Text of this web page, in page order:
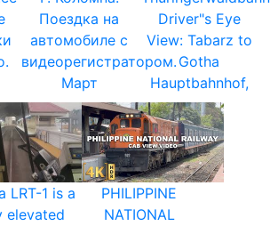
Поездка на
автомобиле с
видеорегистратором.
Март
Driver"s Eye
View: Tabarz to
Gotha
Hauptbahnhof,
LRT-1 is a
elevated
PHILIPPINE
NATIONAL